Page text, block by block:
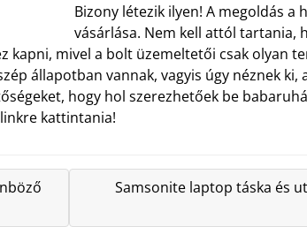
Bizony létezik ilyen! A megoldás a
vásárlása. Nem kell attól tartania,
kapni, mivel a bolt üzemeltetői csak olyan
állapotban vannak, vagyis úgy néznek ki,
hogy hol szerezhetőek be
kattintania!
Samsonite laptop táska és